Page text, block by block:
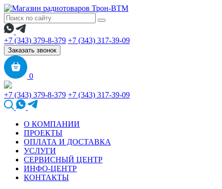
+7 (343) 379-8-379 +7 (343) 317-39-09
Заказать звонок
0
+7 (343) 379-8-379 +7 (343) 317-39-09
О КОМПАНИИ
ПРОЕКТЫ
ОПЛАТА И ДОСТАВКА
УСЛУГИ
СЕРВИСНЫЙ ЦЕНТР
ИНФО-ЦЕНТР
КОНТАКТЫ